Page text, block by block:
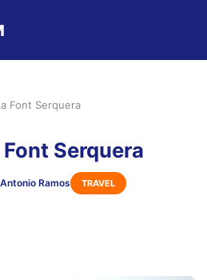
Font Serquera
Serquera
Ramos TRAVEL